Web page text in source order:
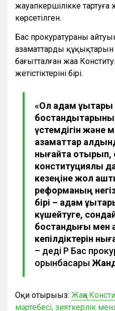
жауапкершілікке тартуға
көрсетілген.
Бас прокуратураның
азаматтардың
бағытталған жаңа
жетістіктерінің бірі.
«Ол адам
бостандықтарының
үстемдігін және
азаматтар
нығайта отырып,
конституциялық
кезеңіне жол
реформаның
бірі – адам
күшейтуге,
бостандығы мен
кепілдіктерін
– деді ҚР Бас
орынбасары
Оқи отырыңыз: Жаңа
мәртебесі, зияткерлік